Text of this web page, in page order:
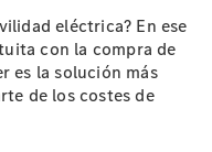
eléctrica? En ese
con la compra de
es la solución más
de los costes de